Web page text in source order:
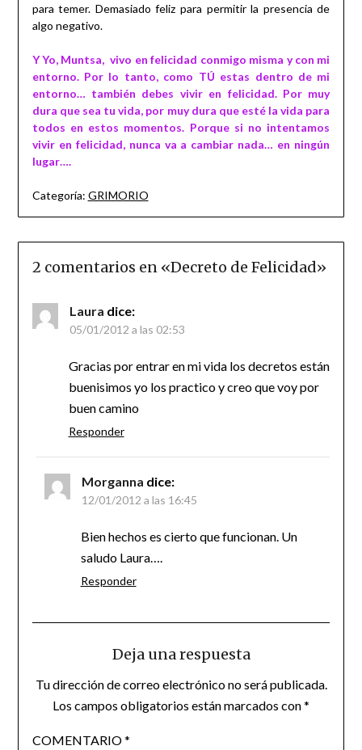
para temer. Demasiado feliz para permitir la presencia de
algo negativo.
Y Yo, Muntsa, vivo en felicidad conmigo misma y con mi
entorno. Por lo tanto, como TÚ estas dentro de mi
entorno… también debes vivir en felicidad. Por muy
dura que sea tu vida, por muy dura que esté la vida para
todos en estos momentos. Porque si no intentamos
vivir en felicidad, nunca va a cambiar nada… en ningún
lugar….
Categoría: GRIMORIO
2 comentarios en «Decreto de Felicidad»
Laura dice:
05/01/2012 a las 02:53
Gracias por entrar en mi vida los decretos están
buenisimos yo los practico y creo que voy por
buen camino
Responder
Morganna dice:
12/01/2012 a las 16:45
Bien hechos es cierto que funcionan. Un
saludo Laura….
Responder
Deja una respuesta
Tu dirección de correo electrónico no será publicada.
Los campos obligatorios están marcados con*
COMENTARIO*